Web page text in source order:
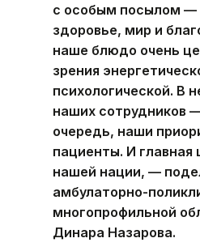
с особым посылом —
здоровье, мир и
наше блюдо очень
зрения
психологической. В
наших сотрудников
очередь, наши
пациенты. И
нашей нации, —
амбулаторно-
многопрофильной
Динара Назарова.